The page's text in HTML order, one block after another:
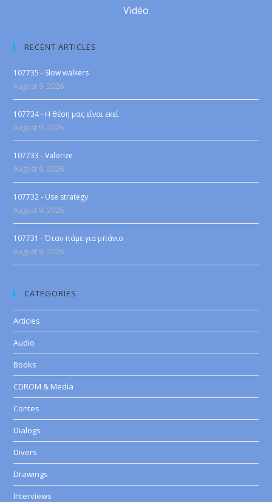
Vidéo
RECENT ARTICLES
107735 - Slow walkers
August 9, 2026
107734 - Η θέση μας είναι εκεί
August 9, 2026
107733 - Valorize
August 9, 2026
107732 - Use strategy
August 9, 2026
107731 - Όταν πάμε για μπάνιο
August 9, 2026
CATEGORIES
Articles
Audio
Books
CDROM & Media
Contes
Dialogs
Divers
Drawings
Interviews